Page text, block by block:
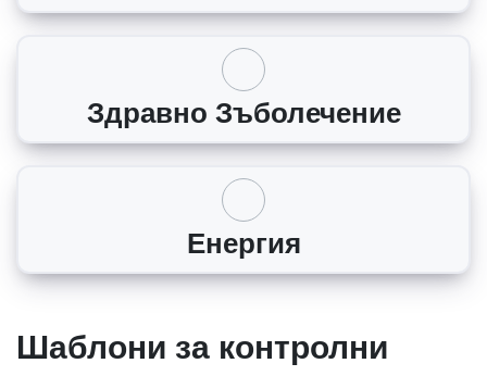
Здравно Зъболечение
Енергия
Шаблони за контролни